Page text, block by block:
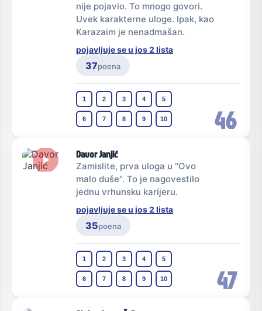
46
nije pojavio. To mnogo govori.
Uvek karakterne uloge. Ipak, kao
Karazaim je nenadmašan.
pojavljuje se u jos 2 lista
37poena
1 2 3 4 5
6 7 8 9 10
47
Davor Janjić
Zamislite, prva uloga u "Ovo
malo duše". To je nagovestilo
jednu vrhunsku karijeru.
pojavljuje se u jos 2 lista
35poena
1 2 3 4 5
6 7 8 9 10